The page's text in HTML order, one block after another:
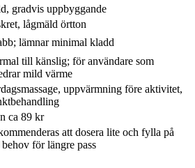
gradvis uppbyggande
lågmäld örtton
lämnar minimal kladd
till känslig; för användare som
mild värme
uppvärmning före aktivitet,
ca 89 kr
att dosera lite och fylla på
för längre pass